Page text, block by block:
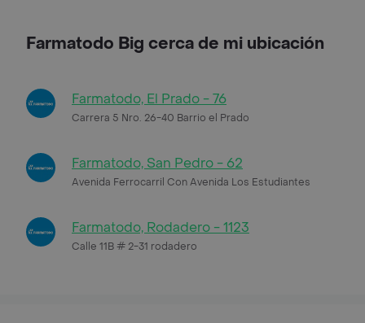
Farmatodo Big cerca de mi ubicación
Farmatodo, El Prado - 76
Carrera 5 Nro. 26-40 Barrio el Prado
Farmatodo, San Pedro - 62
Avenida Ferrocarril Con Avenida Los Estudiantes
Farmatodo, Rodadero - 1123
Calle 11B # 2-31 rodadero